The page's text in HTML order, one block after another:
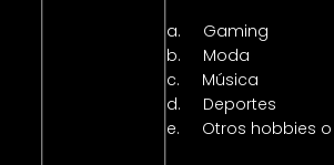
a. Gaming
b. Moda
c. Música
d. Deportes
e. Otros hobbies o